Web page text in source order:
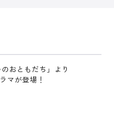
おともだち」より
マが登場！